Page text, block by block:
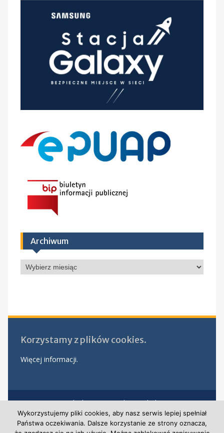
Archiwum
Archiwum
Korzystamy z plików cookies.
Więcej informacji.
Polityka prywatności w szkole
Klauzula informacyjna – rekrutacja nowych pracowników
Klauzula informacyjna monitoringu
Wykorzystujemy pliki cookies, aby nasz serwis lepiej spełniał
Państwa oczekiwania. Dalsze korzystanie ze strony oznacza,